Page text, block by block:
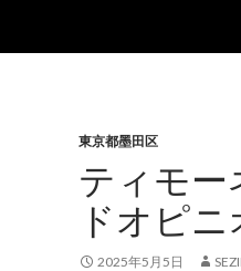
東京都墨田区
ティモー
ドオピニ
2025年5月5日